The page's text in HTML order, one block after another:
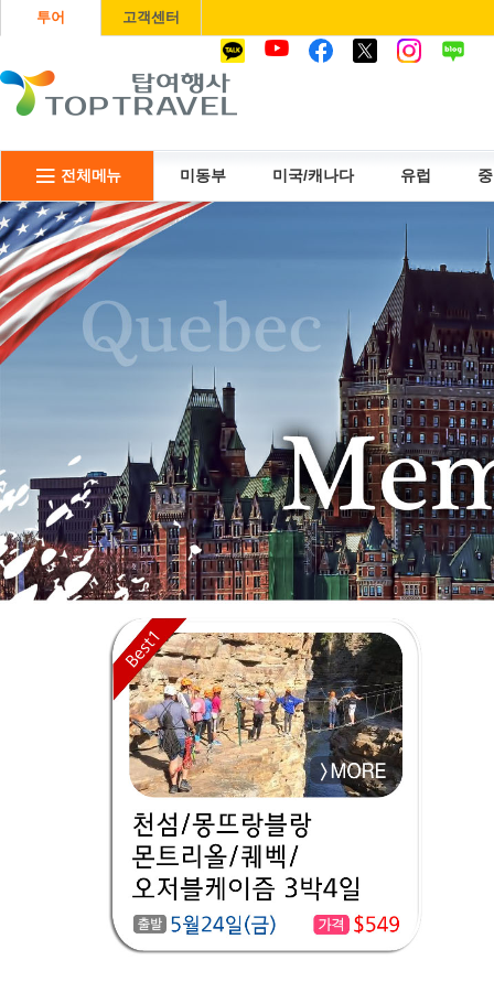
투어 고객센터
전체메뉴 미동부 미국/캐나다 유럽
USIM 항공권